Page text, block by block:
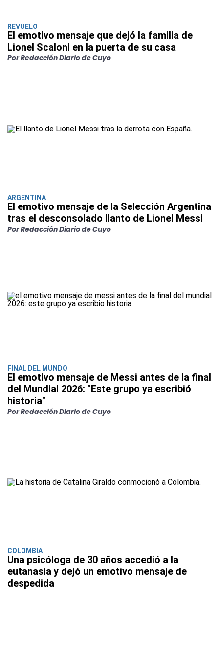
REVUELO
El emotivo mensaje que dejó la familia de
Lionel Scaloni en la puerta de su casa
Por Redacción Diario de Cuyo
ARGENTINA
El emotivo mensaje de la Selección Argentina
tras el desconsolado llanto de Lionel Messi
Por Redacción Diario de Cuyo
FINAL DEL MUNDO
El emotivo mensaje de Messi antes de la final
del Mundial 2026: "Este grupo ya escribió
historia"
Por Redacción Diario de Cuyo
COLOMBIA
Una psicóloga de 30 años accedió a la
eutanasia y dejó un emotivo mensaje de
despedida